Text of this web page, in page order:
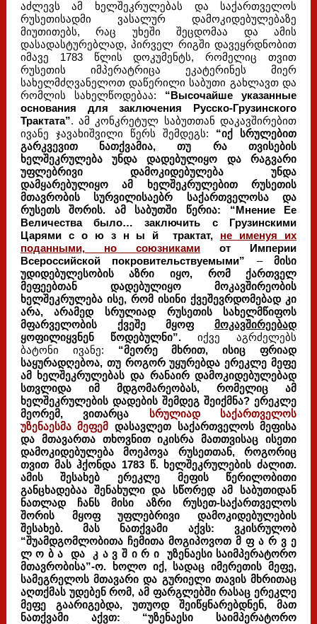
აძლევს ამ ხელშეკრულებას და საქართველოს
რუსეთისადმი ვასალურ დამოკიდებულებაზე
მიუთითებს, რაც უხეში შეცდომაა და ამის
დასადასტურებლად, პირველ რიგში დავეყრდნობით
იმავე 1783 წლის დოკუმენტს, რომელიც თვით
რუსეთის იმპერატრიცა ეკატერინეს მიერ
სახელმძღვანელოთ დაწერილი საბუთი გახლავთ და
რომლის სახელწოდებაა: “Высочайше указанные
основания для заключения Русско-Грузинского
Трактата”. ამ კონკრეტულ საბუთთან დაკავშირებით
ივანე ჯავახიშვილი წერს შემდეგს: “იქ სრულებით
გარკვევით ნათქვამია, თუ რა თვისების
ხელშეკრულება უნდა დადებულიყო და რაგვარი
უფლებრივი დამოკიდებულება უნდა
დამყარებულიყო ამ ხელშეკრულებით რუსეთის
მთავრობის სურვილისაებრ საქართველოსა და
რუსეთს შორის. ამ საბუთში წერია:
“Мнение Ее
Величества было… заключить с Грузинскими
Царями с о ю з н ы й трактат, не именуя их
поданными, но союзниками от Империи
Всероссийской покровительствуемыми” –მისი
უდიდებულესობის აზრი იყო, რომ ქართველ
მეფეებთან დადებულიყო მოკავშირეობის
ხელშეკრულება ისე, რომ ისინი ქვეშევრდომებად კი
არა, არამედ სრულიად რუსეთის სახელმწიფოს
მფარველობის ქვეშე მყოფმოკავშირეებად
ყოფილიყვნენ წოდებულნი”.იქვე აგრძელებს
ბატონი ივანე: “მეორე მხრით, ისიც ფრიად
საყურადღებოა, თუ როგორ უყურებდა ერეკლე მეფე
ამ ხელშეკრულებას და რანაირ დამოკიდებულებად
სთვლიდა იმ მდგომარეობას, რომელიც ამ
ხელშეკრულების დადების შემდეგ შეიქმნა? ერეკლე
მეორემ, ვითარცა სრულიად საქართველოს
უზენაესმა მეფემ დასავლეთ საქართველოს მეფისა
და მთავართა თხოვნით იკისრა მათთვისაც ისეთი
დამოკიდებულება მოეპოვა რუსეთთან, როგორიც
თვით მას ჰქონდა 1783 წ. ხელშეკრულების ძალით.
ამის შესახებ ერეკლე მეფის წერილობითი
განცხადებაა შენახული და სწორედ ამ საბუთიდან
ნათლად ჩანს მისი აზრი რუსეთ-საქართველოს
შორის მყოფ უფლებრივი დამოკიდებულების
შესახებ. მას ნათქვამი აქვს: ვკისრულობ
“შუამდგომლობითა ჩემითა მოგიპოვოთ მ ფ ა რ ვ ე
ლ ო ბ ა და კ ა ვ შ ი რ ი უზენაესი საიმპერატორო
მთავრობისა”-ო. ხოლო იქ, სადაც იმერეთის მეფე,
სამეგრელოს მთავარი და გურიელი თავის მხრითაც
აღთქმას უდებენ რომ, ამ ფარგლებში რასაც ერეკლე
მეფე გაარიგებდა, უთუოდ შეიწყნარებდნენ, მათ
ნათქვამი აქვთ: “უზენაესი საიმპერატორო